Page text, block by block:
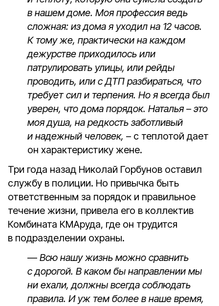
в нашем доме. Моя профессия ведь
сложная: из дома я уходил на 12 часов.
К тому же, практически на каждом
дежурстве приходилось или
патрулировать улицы, или рейды
проводить, или с ДТП разбираться, что
требует сил и терпения. Но я всегда был
уверен, что дома порядок. Наталья – это
моя душа, на редкость заботливый
и надежный человек, – с теплотой дает
он характеристику жене.
Три года назад Николай Горбунов оставил
службу в полиции. Но привычка быть
ответственным за порядок и правильное
течение жизни, привела его в коллектив
Комбината КМАруда, где он трудится
в подразделении охраны.
— Всю нашу жизнь можно сравнить
с дорогой. В каком бы направлении мы
ни ехали, должны всегда соблюдать
правила. И уж тем более в наше время,